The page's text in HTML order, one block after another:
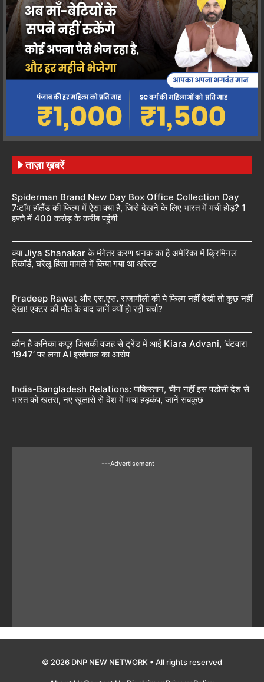
ताज़ा ख़बरें
Spiderman Brand New Day Box Office Collection Day
7:टॉम हॉलैंड की फिल्म में ऐसा क्या है, जिसे देखने के लिए भारत में मची होड़? 1
हफ्ते में 400 करोड़ के करीब पहुंची
क्या Jiya Shanakar के मंगेतर करण धनक का है अमेरिका में क्रिमिनल
रिकॉर्ड, घरेलू हिंसा मामले में किया गया था अरेस्ट
Pradeep Rawat और एस.एस. राजामौली की ये फिल्म नहीं देखी तो कुछ नहीं
देखा! एक्टर की मौत के बाद जानें क्यों हो रही चर्चा?
कौन है कनिका कपूर जिसकी वजह से ट्रेंड में आई Kiara Advani, ‘बंटवारा
1947’ पर लगा AI इस्तेमाल का आरोप
India-Bangladesh Relations: पाकिस्तान, चीन नहीं इस पड़ोसी देश से
भारत को खतरा, नए खुलासे से देश में मचा हड़कंप, जानें सबकुछ
---Advertisement---
© 2026 DNP NEW NETWORK • All rights reserved